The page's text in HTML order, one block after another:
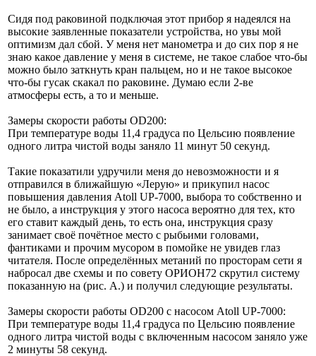
Сидя под раковиной подключая этот прибор я надеялся на
высокие заявленные показатели устройства, но увы мой
оптимизм дал сбой. У меня нет манометра и до сих пор я не
знаю какое давление у меня в системе, не такое слабое что-бы
можно было заткнуть кран пальцем, но и не такое высокое
что-бы гусак скакал по раковине. Думаю если 2-ве
атмосферы есть, а то и меньше.
Замеры скорости работы OD200:
При температуре воды 11,4 градуса по Цельсию появление
одного литра чистой воды заняло 11 минут 50 секунд.
Такие показатили удручили меня до невозможности и я
отправился в ближайшую «Лерую» и прикупил насос
повышения давления Atoll UP-7000, выбора то собственно и
не было, а инструкция у этого насоса вероятно для тех, кто
его ставит каждый день, то есть она, инструкция сразу
занимает своё почётное место с рыбьими головами,
фантиками и прочим мусором в помойке не увидев глаз
читателя. После определённых метаний по просторам сети я
набросал две схемы и по совету ОРИОН72 скрутил систему
показанную на (рис. A.) и получил следующие результаты.
Замеры скорости работы OD200 с насосом Atoll UP-7000:
При температуре воды 11,4 градуса по Цельсию появление
одного литра чистой воды с включенным насосом заняло уже
2 минуты 58 секунд.